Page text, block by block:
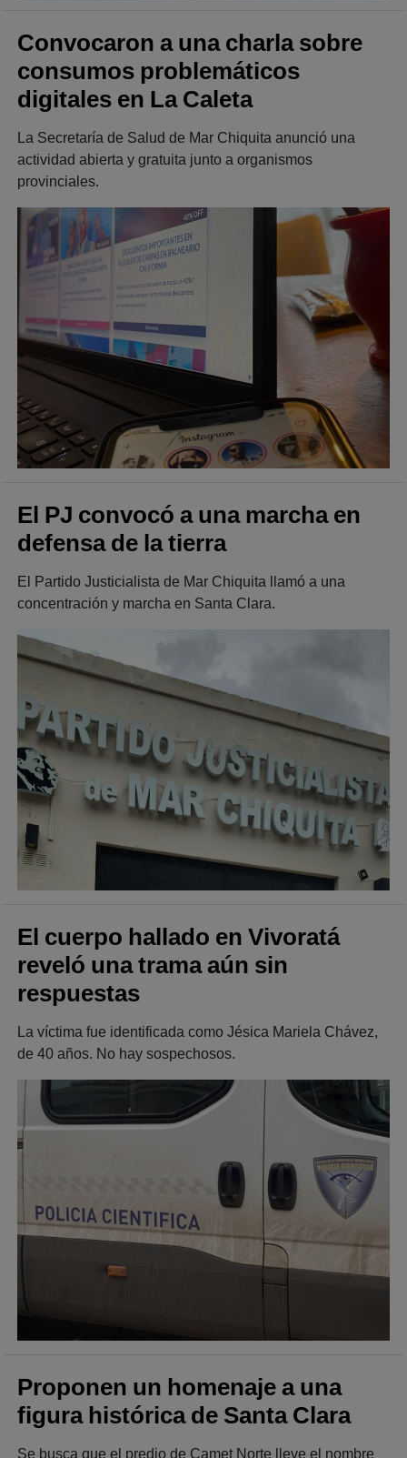
Convocaron a una charla sobre
consumos problemáticos
digitales en La Caleta
La Secretaría de Salud de Mar Chiquita anunció una
actividad abierta y gratuita junto a organismos
provinciales.
El PJ convocó a una marcha en
defensa de la tierra
El Partido Justicialista de Mar Chiquita llamó a una
concentración y marcha en Santa Clara.
El cuerpo hallado en Vivoratá
reveló una trama aún sin
respuestas
La víctima fue identificada como Jésica Mariela Chávez,
de 40 años. No hay sospechosos.
Proponen un homenaje a una
figura histórica de Santa Clara
Se busca que el predio de Camet Norte lleve el nombre